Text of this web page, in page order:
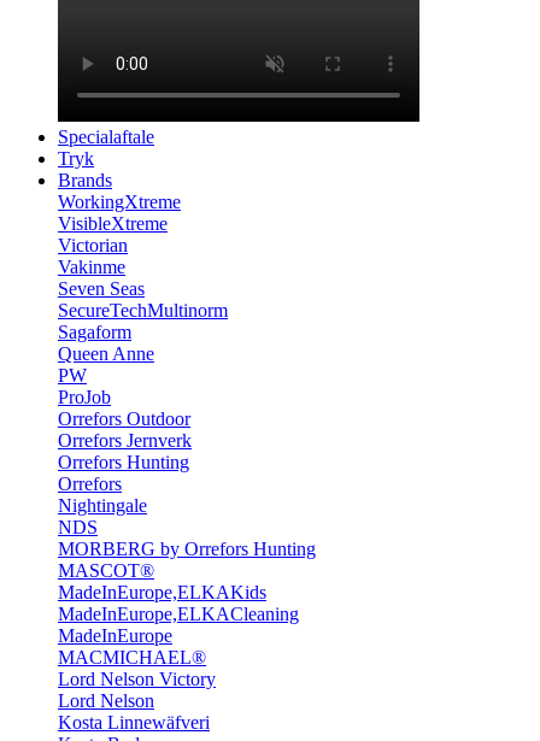
Specialaftale
Tryk
Brands
WorkingXtreme
VisibleXtreme
Victorian
Vakinme
Seven Seas
SecureTechMultinorm
Sagaform
Queen Anne
PW
ProJob
Orrefors Outdoor
Orrefors Jernverk
Orrefors Hunting
Orrefors
Nightingale
NDS
MORBERG by Orrefors Hunting
MASCOT®
MadeInEurope,ELKAKids
MadeInEurope,ELKACleaning
MadeInEurope
MACMICHAEL®
Lord Nelson Victory
Lord Nelson
Kosta Linnewäfveri